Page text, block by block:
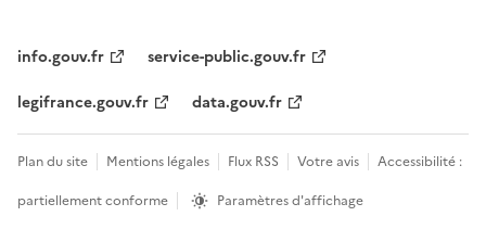
info.gouv.fr
service-public.gouv.fr
legifrance.gouv.fr
data.gouv.fr
Plan du site Mentions légales Flux RSS Votre avis
Accessibilité :
partiellement conforme
Paramètres d'affichage